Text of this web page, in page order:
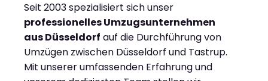
Seit 2003 spezialisiert sich unser
professionelles Umzugsunternehmen
aus Düsseldorf auf die Durchführung von
Umzügen zwischen Düsseldorf und Tastrup.
Mit unserer umfassenden Erfahrung und